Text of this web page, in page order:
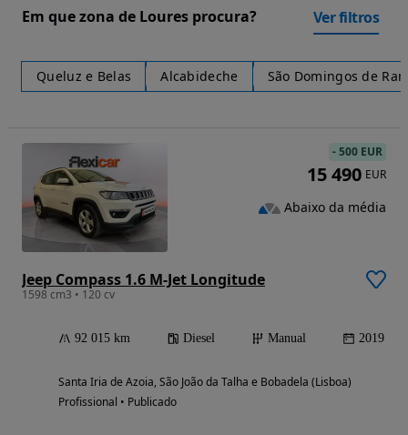
Em que zona de Loures procura? Ver filtros
Queluz e Belas Alcabideche São Domingos de
Jeep Compass 1.6 M-Jet Longitude
1598 cm3 • 120 cv
92 015 km Diesel Manual 2019
Santa Iria de Azoia, São João da Talha e Bobadela (Lisboa)
Profissional • Publicado
-500 EUR
15 490 EUR
Abaixo da média